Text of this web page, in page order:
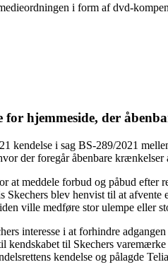
i form af dvd-
for hjemmeside, der
kendelse i sag BS-289/2021
der foregår åbenbare krænkelser
at meddele forbud og påbud
Skechers blev henvist til at
ville medføre stor ulempe eller
interesse i at forhindre
kendskabet til Skechers
kendelse og pålagde